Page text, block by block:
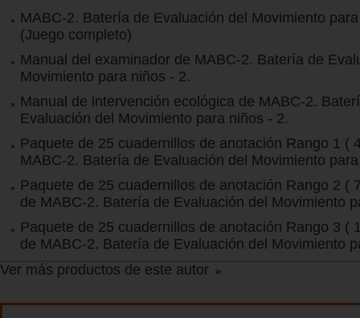
MABC-2. Batería de Evaluación del Movimiento
(Juego completo)
Manual del examinador de MABC-2. Batería de
Movimiento para niños - 2.
Manual de intervención ecológica de MABC-2.
Evaluación del Movimiento para niños - 2.
Paquete de 25 cuadernillos de anotación Rango 1 (
MABC-2. Batería de Evaluación del Movimiento
Paquete de 25 cuadernillos de anotación Rango 2 (
de MABC-2. Batería de Evaluación del Movimiento
Paquete de 25 cuadernillos de anotación Rango 3 (
de MABC-2. Batería de Evaluación del Movimiento
Ver más productos de este autor